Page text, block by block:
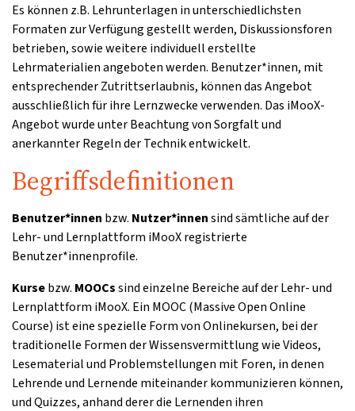
Es können z.B. Lehrunterlagen in unterschiedlichsten
Formaten zur Verfügung gestellt werden, Diskussionsforen
betrieben, sowie weitere individuell erstellte
Lehrmaterialien angeboten werden. Benutzer*innen, mit
entsprechender Zutrittserlaubnis, können das Angebot
ausschließlich für ihre Lernzwecke verwenden. Das iMooX-
Angebot wurde unter Beachtung von Sorgfalt und
anerkannter Regeln der Technik entwickelt.
Begriffsdefinitionen
Benutzer*innen bzw. Nutzer*innensind sämtliche auf der
Lehr- und Lernplattform iMooX registrierte
Benutzer*innenprofile.
Kursebzw. MOOCssind einzelne Bereiche auf der Lehr- und
Lernplattform iMooX. Ein MOOC (Massive Open Online
Course) ist eine spezielle Form von Onlinekursen, bei der
traditionelle Formen der Wissensvermittlung wie Videos,
Lesematerial und Problemstellungen mit Foren, in denen
Lehrende und Lernende miteinander kommunizieren können,
und Quizzes, anhand derer die Lernenden ihren